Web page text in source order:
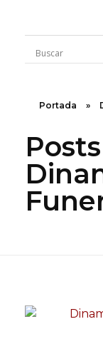
Rugidos Disidentes
Bogotá - Colombia | ISSN 2619-5569
Portada »